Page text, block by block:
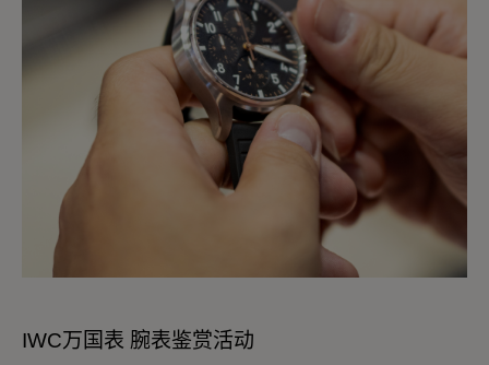
IWC万国表 腕表鉴赏活动